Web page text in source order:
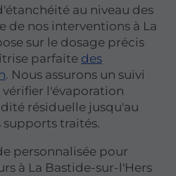
au niveau des
de nos interventions à La
sur le dosage précis
parfaite des
. Nous assurons un suivi
l'évaporation
résiduelle jusqu'au
traités.
personnalisée pour
à La Bastide-sur-l'Hers